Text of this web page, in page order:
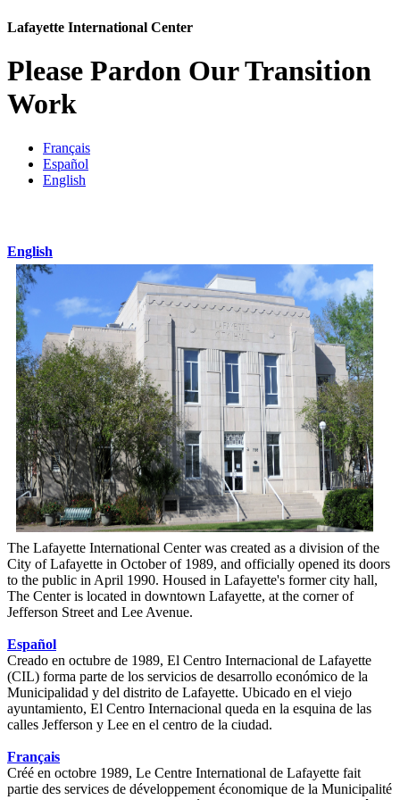
Lafayette International Center
Please Pardon Our Transition
Work
Français
Español
English
English
The Lafayette International Center was created as a division of the
City of Lafayette in October of 1989, and officially opened its doors
to the public in April 1990. Housed in Lafayette's former city hall,
The Center is located in downtown Lafayette, at the corner of
Jefferson Street and Lee Avenue.
Español
Creado en octubre de 1989, El Centro Internacional de Lafayette
(CIL) forma parte de los servicios de desarrollo económico de la
Municipalidad y del distrito de Lafayette. Ubicado en el viejo
ayuntamiento, El Centro Internacional queda en la esquina de las
calles Jefferson y Lee en el centro de la ciudad.
Français
Créé en octobre 1989, Le Centre International de Lafayette fait
partie des services de développement économique de la Municipalité